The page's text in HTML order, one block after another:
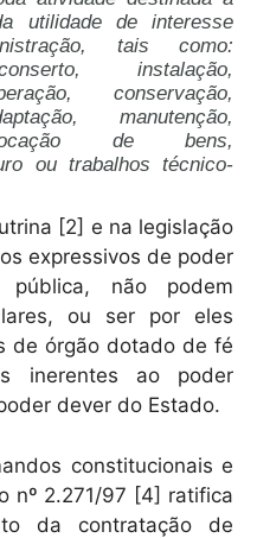
utilidade de interesse
tais como:
instalação,
conservação,
manutenção,
de bens,
ou trabalhos técnico-
[2] e na legislação
expressivos de poder
pública, não podem
ou ser por eles
de órgão dotado de fé
inerentes ao poder
dever do Estado.
constitucionais e
nº 2.271/97 [4] ratifica
da contratação de